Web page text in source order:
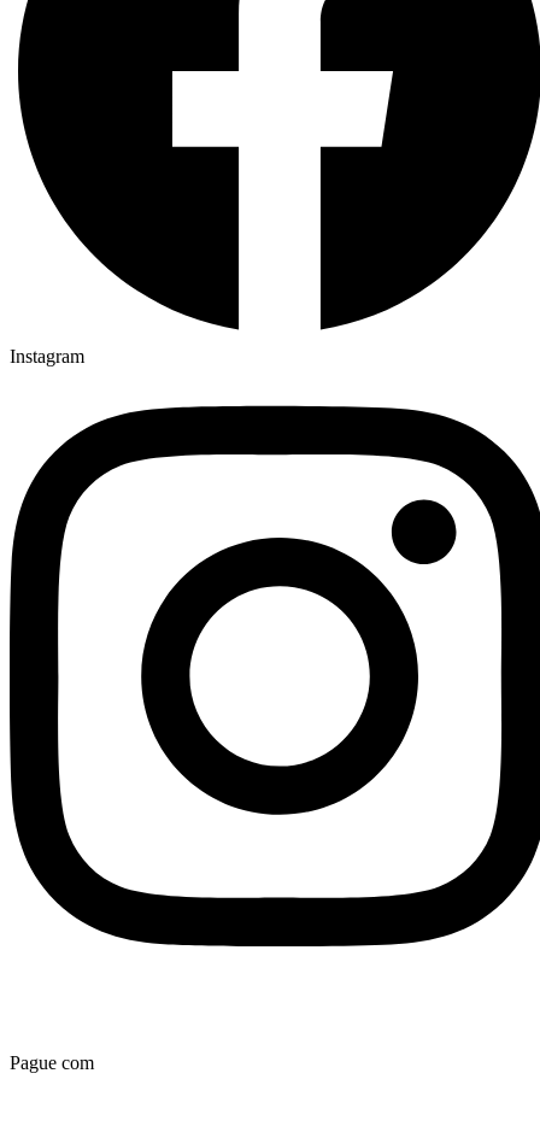
Instagram
Pague com